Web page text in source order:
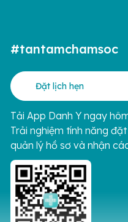
#tantamchamsoc
Đặt lịch hẹn
Tải App Danh Y ngay
Trải nghiệm tính năng đặt
quản lý hồ sơ và nhận